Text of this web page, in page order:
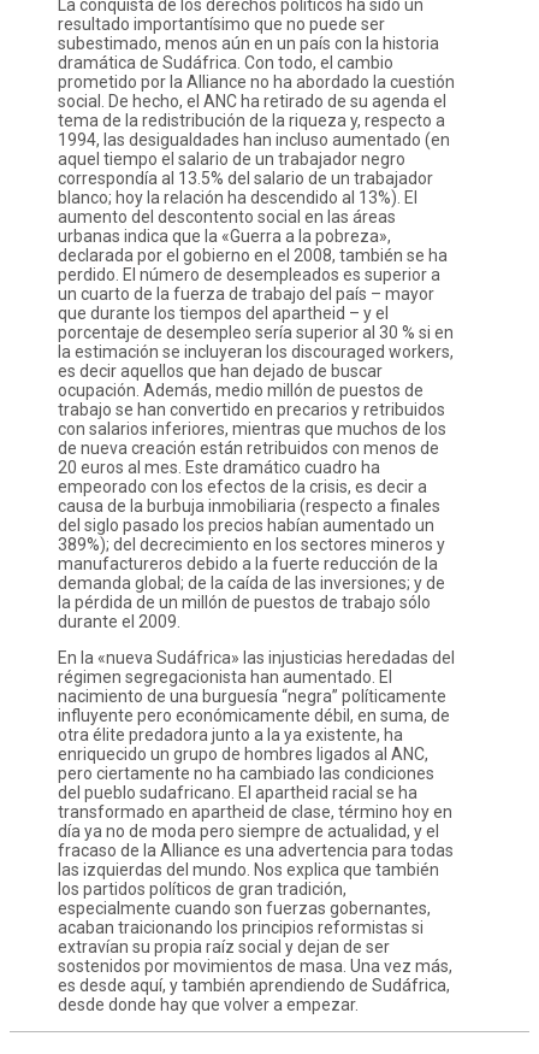
La conquista de los derechos políticos ha sido un
resultado importantísimo que no puede ser
subestimado, menos aún en un país con la historia
dramática de Sudáfrica. Con todo, el cambio
prometido por la Alliance no ha abordado la cuestión
social. De hecho, el ANC ha retirado de su agenda el
tema de la redistribución de la riqueza y, respecto a
1994, las desigualdades han incluso aumentado (en
aquel tiempo el salario de un trabajador negro
correspondía al 13.5% del salario de un trabajador
blanco; hoy la relación ha descendido al 13%). El
aumento del descontento social en las áreas
urbanas indica que la «Guerra a la pobreza»,
declarada por el gobierno en el 2008, también se ha
perdido. El número de desempleados es superior a
un cuarto de la fuerza de trabajo del país – mayor
que durante los tiempos del apartheid – y el
porcentaje de desempleo sería superior al 30 % si en
la estimación se incluyeran los discouraged workers,
es decir aquellos que han dejado de buscar
ocupación. Además, medio millón de puestos de
trabajo se han convertido en precarios y retribuidos
con salarios inferiores, mientras que muchos de los
de nueva creación están retribuidos con menos de
20 euros al mes. Este dramático cuadro ha
empeorado con los efectos de la crisis, es decir a
causa de la burbuja inmobiliaria (respecto a finales
del siglo pasado los precios habían aumentado un
389%); del decrecimiento en los sectores mineros y
manufactureros debido a la fuerte reducción de la
demanda global; de la caída de las inversiones; y de
la pérdida de un millón de puestos de trabajo sólo
durante el 2009.
En la «nueva Sudáfrica» las injusticias heredadas del
régimen segregacionista han aumentado. El
nacimiento de una burguesía “negra” políticamente
influyente pero económicamente débil, en suma, de
otra élite predadora junto a la ya existente, ha
enriquecido un grupo de hombres ligados al ANC,
pero ciertamente no ha cambiado las condiciones
del pueblo sudafricano. El apartheid racial se ha
transformado en apartheid de clase, término hoy en
día ya no de moda pero siempre de actualidad, y el
fracaso de la Alliance es una advertencia para todas
las izquierdas del mundo. Nos explica que también
los partidos políticos de gran tradición,
especialmente cuando son fuerzas gobernantes,
acaban traicionando los principios reformistas si
extravían su propia raíz social y dejan de ser
sostenidos por movimientos de masa. Una vez más,
es desde aquí, y también aprendiendo de Sudáfrica,
desde donde hay que volver a empezar.